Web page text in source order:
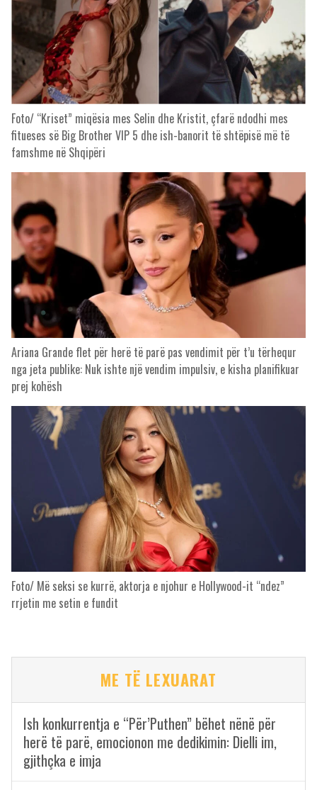
Foto/ “Kriset” miqësia mes Selin dhe Kristit, çfarë ndodhi mes
fitueses së Big Brother VIP 5 dhe ish-banorit të shtëpisë më të
famshme në Shqipëri
Ariana Grande flet për herë të parë pas vendimit për t’u tërhequr
nga jeta publike: Nuk ishte një vendim impulsiv, e kisha planifikuar
prej kohësh
Foto/ Më seksi se kurrë, aktorja e njohur e Hollywood-it “ndez”
rrjetin me setin e fundit
ME TË LEXUARAT
Ish konkurrentja e “Për’Puthen” bëhet nënë për
herë të parë, emocionon me dedikimin: Dielli im,
gjithçka e imja